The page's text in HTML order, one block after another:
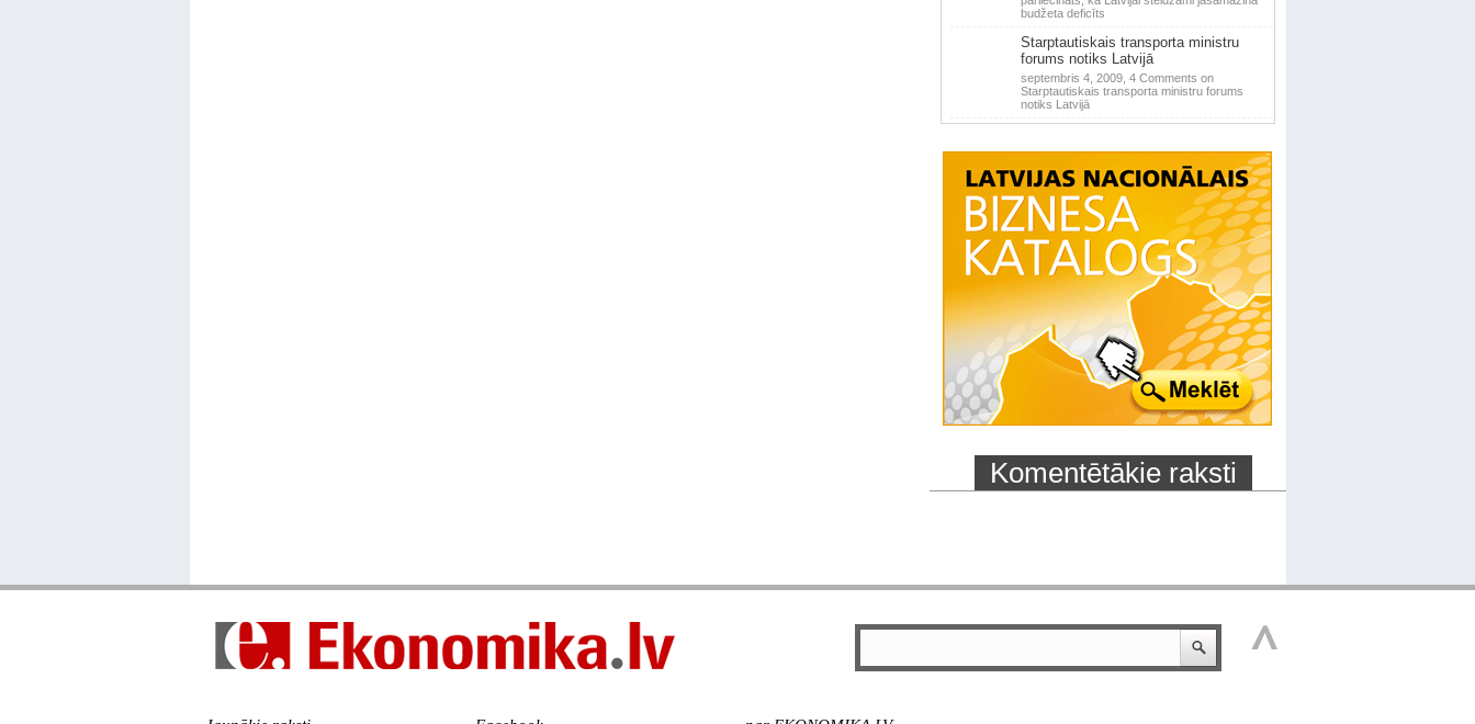
budžeta deficīts
Starptautiskais transporta ministru
forums notiks Latvijā
septembris 4, 2009, 4 Comments on
Starptautiskais transporta ministru forums
notiks Latvijā
Komentētākie raksti